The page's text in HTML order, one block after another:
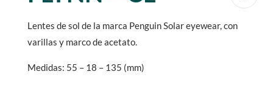
Lentes de sol de la marca Penguin Solar eyewear, con
varillas y marco de acetato.
Medidas: 55 – 18 – 135 (mm)